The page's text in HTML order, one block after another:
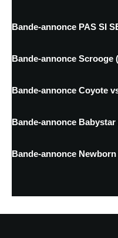
Bande-annonce PAS SI
Bande-annonce Scrooge
Bande-annonce Coyote
Bande-annonce Babystar
Bande-annonce Newborn